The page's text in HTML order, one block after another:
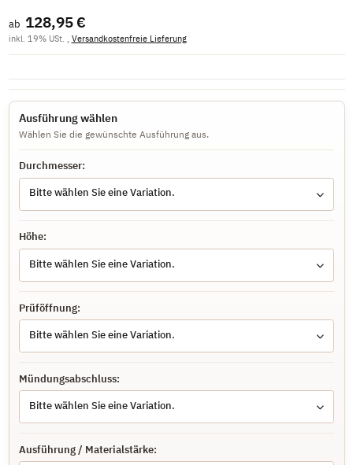
ab 128,95 €
inkl. 19% USt. , Versandkostenfreie Lieferung
Ausführung wählen
Wählen Sie die gewünschte Ausführung aus.
Durchmesser:
Bitte wählen Sie eine Variation.
Höhe:
Bitte wählen Sie eine Variation.
Prüföffnung:
Bitte wählen Sie eine Variation.
Mündungsabschluss:
Bitte wählen Sie eine Variation.
Ausführung / Materialstärke: